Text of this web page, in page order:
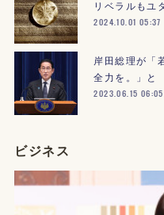
リベラルもユ
2024.10.01 05:37
岸田総理が「
全力を。」と
2023.06.15 06:05
ビジネス